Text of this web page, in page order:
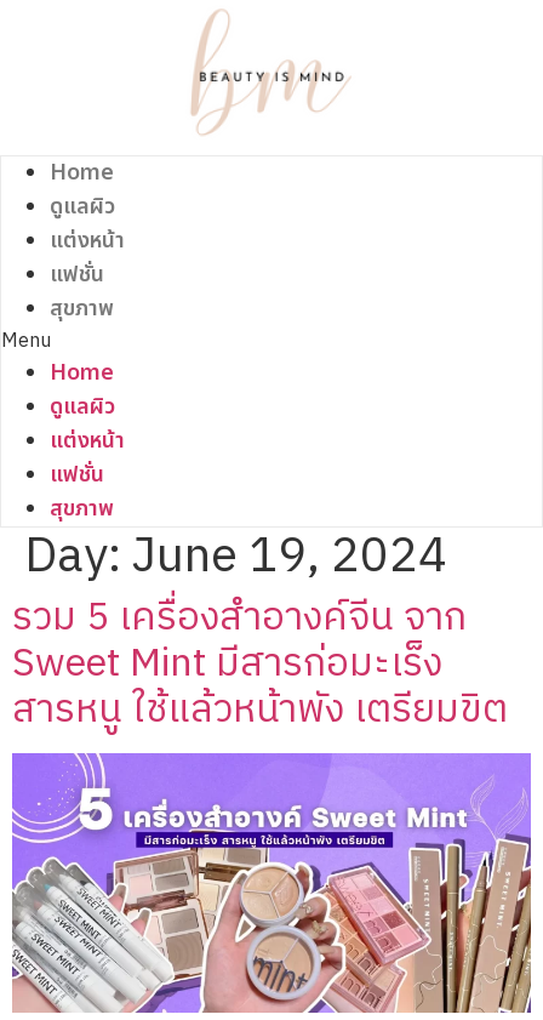
Home
ดูแลผิว
แต่งหน้า
แฟชั่น
สุขภาพ
Menu
Home
ดูแลผิว
แต่งหน้า
แฟชั่น
สุขภาพ
Day:June 19, 2024
รวม 5 เครื่องสำอางค์จีน จาก
Sweet Mint มีสารก่อมะเร็ง
สารหนู ใช้แล้วหน้าพัง เตรียมขิต